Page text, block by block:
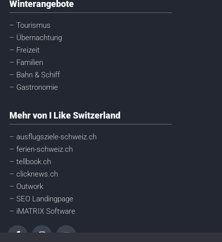
Winterangebote
– Tourismus
– Übernachtung
– Freizeit
– Familien
– Bahn & Schiff
– Gastronomie
Mehr von I Like Switzerland
– ausflugsziele-schweiz.ch
– ferien-schweiz.ch
– tellbook.ch
– clicknews.ch
– Outwork
– SEO Landingpage
– iMATRIX Software